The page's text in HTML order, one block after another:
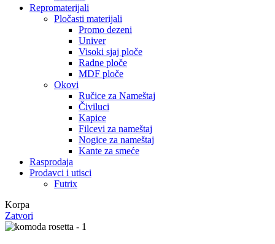
Repromaterijali
Pločasti materijali
Promo dezeni
Univer
Visoki sjaj ploče
Radne ploče
MDF ploče
Okovi
Ručice za Nameštaj
Čiviluci
Kapice
Filcevi za nameštaj
Nogice za nameštaj
Kante za smeće
Rasprodaja
Prodavci i utisci
Futrix
Korpa
Zatvori